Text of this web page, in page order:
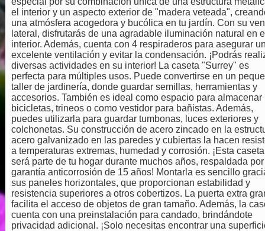
el interior y un aspecto exterior de "madera veteada",
una atmósfera acogedora y bucólica en tu jardín. Con su
lateral, disfrutarás de una agradable iluminación natural en
interior. Además, cuenta con 4 respiraderos para asegurar
excelente ventilación y evitar la condensación. ¡Podrás
diversas actividades en su interior! La caseta "Surrey" es
perfecta para múltiples usos. Puede convertirse en un
taller de jardinería, donde guardar semillas, herramientas y
accesorios. También es ideal como espacio para almacenar
bicicletas, trineos o como vestidor para bañistas. Además,
puedes utilizarla para guardar tumbonas, luces exteriores y
colchonetas. Su construcción de acero zincado en la
acero galvanizado en las paredes y cubiertas la hacen
a temperaturas extremas, humedad y corrosión. ¡Esta caseta
será parte de tu hogar durante muchos años, respaldada
garantía anticorrosión de 15 años! Montarla es sencillo
sus paneles horizontales, que proporcionan estabilidad y
resistencia superiores a otros cobertizos. La puerta extra
facilita el acceso de objetos de gran tamaño. Además, la
cuenta con una preinstalación para candado, brindándote
privacidad adicional. ¡Solo necesitas encontrar una